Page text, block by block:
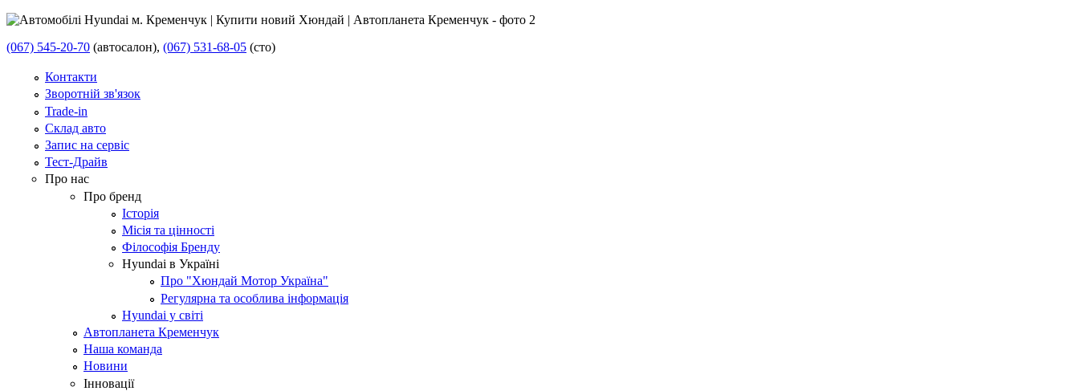
(067) 545-20-70 (автосалон), (067) 531-68-05 (сто)
Контакти
Зворотній зв'язок
Trade-in
Склад авто
Запис на сервіс
Тест-Драйв
Про нас
Про бренд
Історія
Місія та цінності
Філософія Бренду
Hyundai в Україні
Про "Хюндай Мотор Україна"
Регулярна та особлива інформація
Hyundai у світі
Автопланета Кременчук
Наша команда
Новини
Інновації